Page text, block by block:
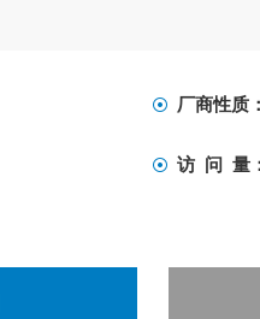
厂商性质：
访 问 量：